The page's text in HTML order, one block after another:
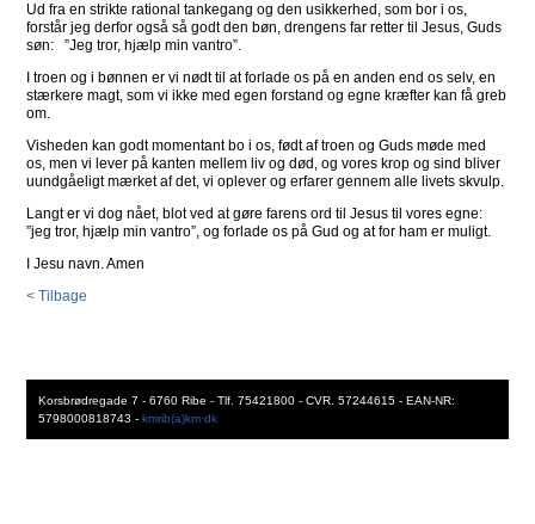
Ud fra en strikte rational tankegang og den usikkerhed, som bor i os,
forstår jeg derfor også så godt den bøn, drengens far retter til Jesus, Guds
søn: ”Jeg tror, hjælp min vantro”.
I troen og i bønnen er vi nødt til at forlade os på en anden end os selv, en
stærkere magt, som vi ikke med egen forstand og egne kræfter kan få greb
om.
Visheden kan godt momentant bo i os, født af troen og Guds møde med
os, men vi lever på kanten mellem liv og død, og vores krop og sind bliver
uundgåeligt mærket af det, vi oplever og erfarer gennem alle livets skvulp.
Langt er vi dog nået, blot ved at gøre farens ord til Jesus til vores egne:
”jeg tror, hjælp min vantro”, og forlade os på Gud og at for ham er muligt.
I Jesu navn. Amen
< Tilbage
Korsbrødregade 7 - 6760 Ribe - Tlf. 75421800 - CVR. 57244615 - EAN-NR:
5798000818743 - kmrib(a)km·dk